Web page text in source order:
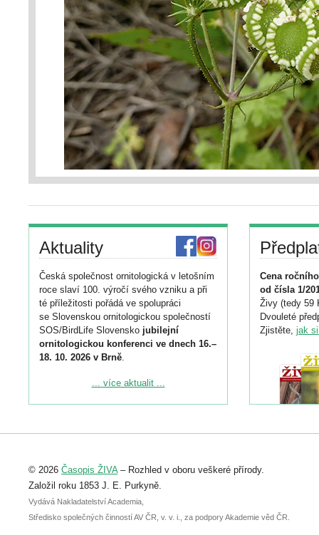
Aktuality
Česká společnost ornitologická v letošním
roce slaví 100. výročí svého vzniku a při
té příležitosti pořádá ve spolupráci
se Slovenskou ornitologickou společností
SOS/BirdLife Slovensko jubilejní
ornitologickou konferenci ve dnech 16.–
18. 10. 2026 v Brně.
Podrobnější informace ke konferenci
Registrovat se můžete do 6. září.
abstraktu přihlášené přednášky nebo
posteru je už 30. června.
... více aktualit ...
Cena
od čísla 1/
Živy (tedy 59
Dvouleté
Zjistěte, jak
© 2026 Časopis ŽIVA– Rozhled v oboru veškeré přírody.
Založil roku 1853 J. E. Purkyně.
Vydává Nakladatelství Academia,
Středisko společných činností AV ČR, v. v. i., za podpory Akademie věd ČR.